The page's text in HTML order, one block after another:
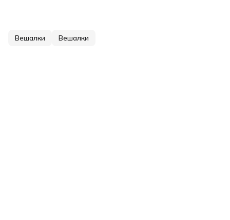
Вешалки Вешалки